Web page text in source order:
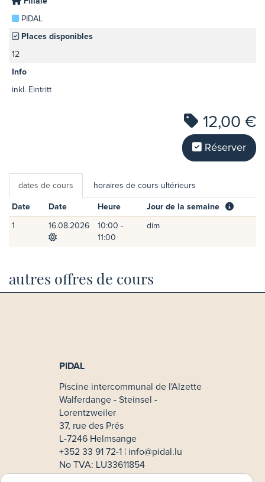
PIDAL
Places disponibles
12
Info
inkl. Eintritt
12,00 €
Réserver
dates de cours horaires de cours ultérieurs
Date Date Heure Jour de la semaine
1 16.08.2026
10:00 -
11:00
dim
autres offres de cours
PIDAL
Piscine intercommunal de l'Alzette
Walferdange - Steinsel -
Lorentzweiler
37, rue des Prés
L-7246 Helmsange
+352 33 91 72-1 ¦ info@pidal.lu
No TVA: LU33611854